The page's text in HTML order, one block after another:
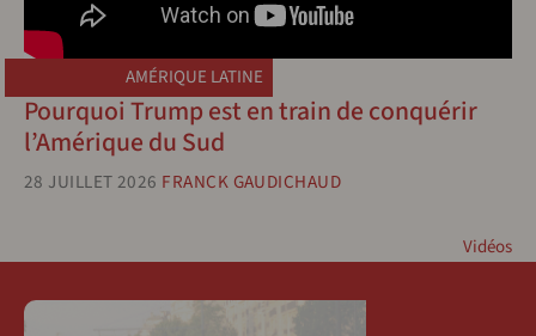
AMÉRIQUE LATINE
Pourquoi Trump est en train de conquérir
l’Amérique du Sud
28 JUILLET 2026 FRANCK GAUDICHAUD
Vidéos